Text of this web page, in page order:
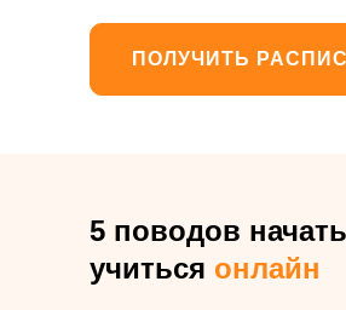
ПОЛУЧИТЬ
5 поводов начать
учиться онлайн